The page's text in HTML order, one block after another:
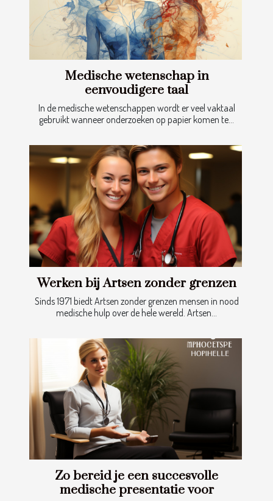
Medische wetenschap in
eenvoudigere taal
In de medische wetenschappen wordt er veel vaktaal
gebruikt wanneer onderzoeken op papier komen te...
Werken bij Artsen zonder grenzen
Sinds 1971 biedt Artsen zonder grenzen mensen in nood
medische hulp over de hele wereld. Artsen...
Zo bereid je een succesvolle
medische presentatie voor